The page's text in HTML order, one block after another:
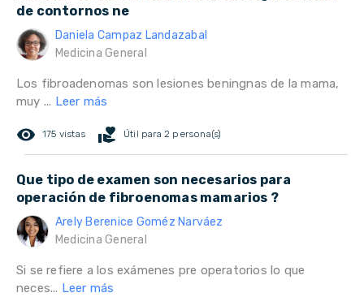
de contornos ne
Daniela Campaz Landazabal
Medicina General
Los fibroadenomas son lesiones beningnas de la mama,
muy ... Leer más
remove_red_eye 175 vistas volunteer_activism Útil para 2 persona(s)
Que tipo de examen son necesarios para
operación de fibroenomas mamarios ?
Arely Berenice Goméz Narváez
Medicina General
Si se refiere a los exámenes pre operatorios lo que
neces... Leer más